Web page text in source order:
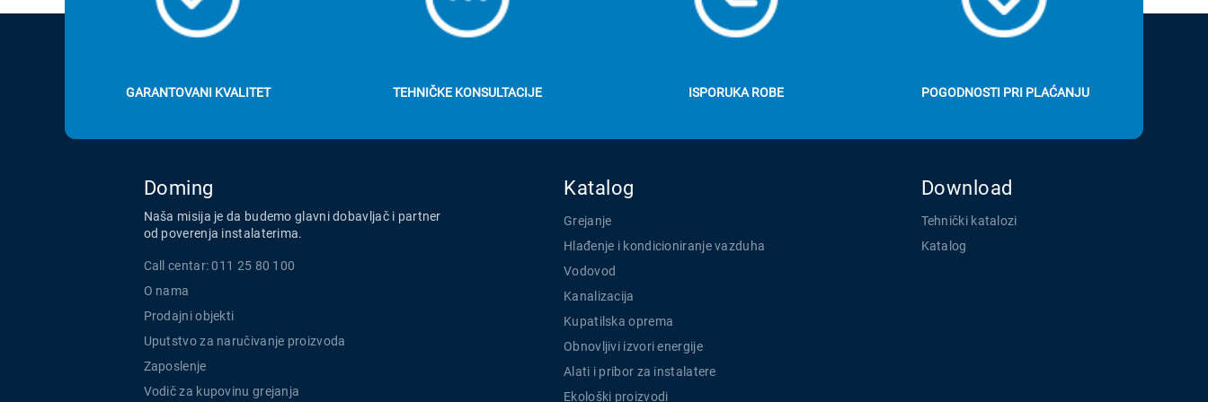
GARANTOVANI KVALITET TEHNIČKE KONSULTACIJE ISPORUKA ROBE POGODNOSTI PRI PLAĆANJU
Doming
Naša misija je da budemo glavni dobavljač i partner
od poverenja instalaterima.
Call centar: 011 25 80 100
O nama
Prodajni objekti
Uputstvo za naručivanje proizvoda
Zaposlenje
Vodič za kupovinu grejanja
Katalog
Grejanje
Hlađenje i kondicioniranje vazduha
Vodovod
Kanalizacija
Kupatilska oprema
Obnovljivi izvori energije
Alati i pribor za instalatere
Ekološki proizvodi
Download
Tehnički katalozi
Katalog